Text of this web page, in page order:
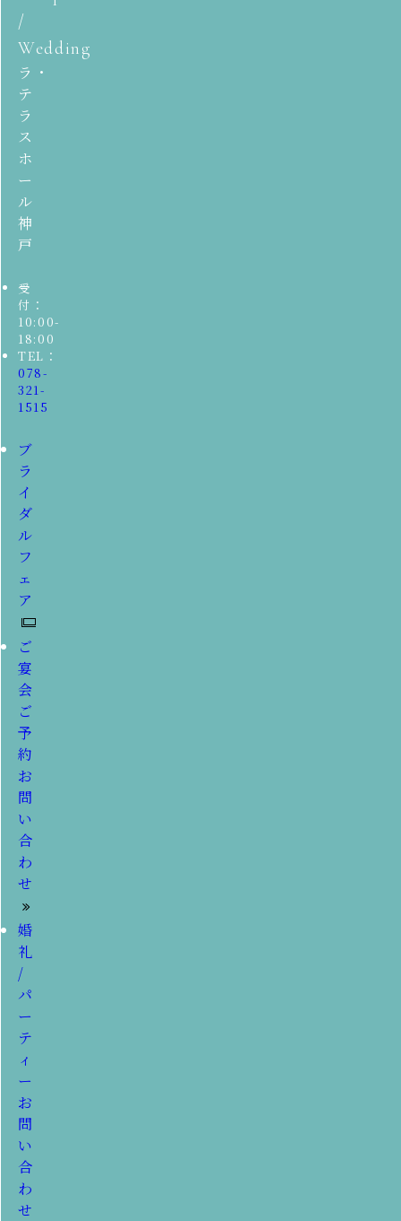
/
Wedding
ラ・
テ
ラ
ス
ホ
ー
ル
神
戸
受
付：
10:00-
18:00
TEL：
078-
321-
1515
ブ
ラ
イ
ダ
ル
フ
ェ
ア
ご
宴
会
ご
予
約
お
問
い
合
わ
せ
婚
礼
/
パ
ー
テ
ィ
ー
お
問
い
合
わ
せ